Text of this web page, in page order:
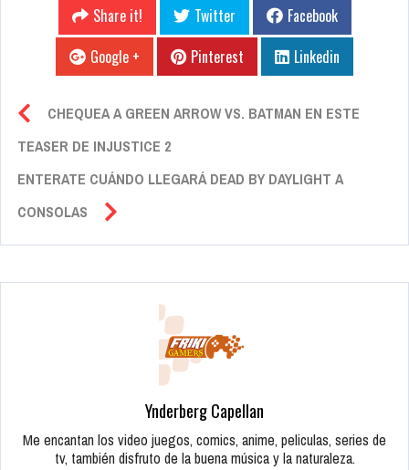
Share it! Twitter
Facebook
Google +
Pinterest Linkedin
CHEQUEA A GREEN ARROW VS. BATMAN EN ESTE
TEASER DE INJUSTICE 2
ENTERATE CUÁNDO LLEGARÁ DEAD BY DAYLIGHT A
CONSOLAS
Ynderberg Capellan
Me encantan los video juegos, comics, anime, peliculas, series de
tv, también disfruto de la buena música y la naturaleza.